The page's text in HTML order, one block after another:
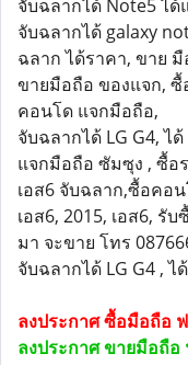
จับฉลากได้ Note5 ได้
จับฉลากได้ galaxy
ฉลาก ได้ราคา, ขาย
ขายมือถือ ของแจก,
คอนโด แจกมือถือ,
จับฉลากได้ LG G4, ไ
แจกมือถือ ซัมซุง , ซื้อ
เอส6 จับฉลาก,ซื้อคอ
เอส6, 2015, เอส6, รั
มา จะขาย โทร
จับฉลากได้ LG G4 , ไ
ลงประกาศ ซื้อมือถือ
ลงประกาศ ขายมือถือ